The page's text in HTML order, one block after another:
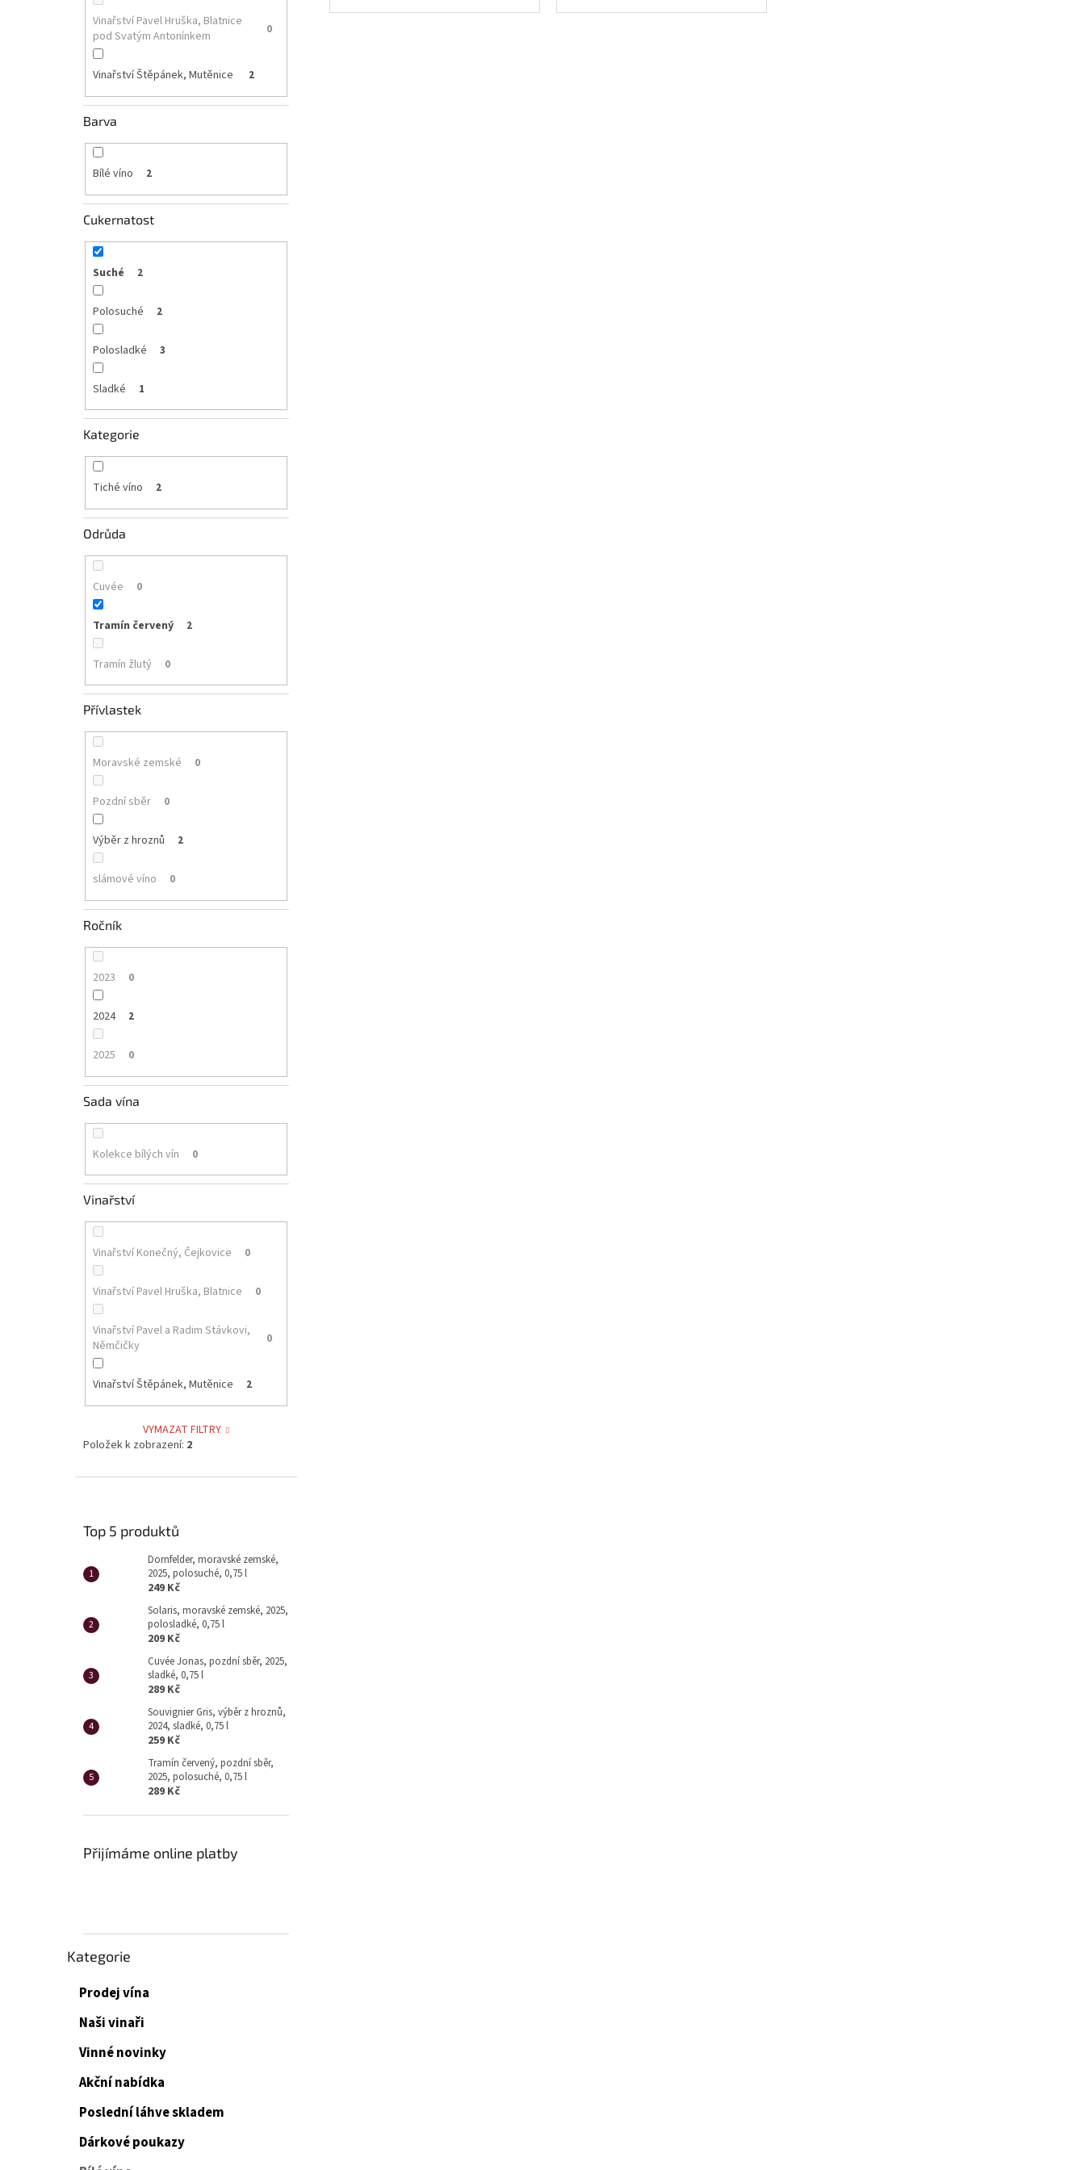
Vinařství Pavel Hruška, Blatnice
pod Svatým Antonínkem
0
Vinařství Štěpánek, Mutěnice 2
Barva
Bílé víno 2
Cukernatost
Suché 2
Polosuché 2
Polosladké 3
Sladké 1
Kategorie
Tiché víno 2
Odrůda
Cuvée 0
Tramín červený 2
Tramín žlutý 0
Přívlastek
Moravské zemské 0
Pozdní sběr 0
Výběr z hroznů 2
slámové víno 0
Ročník
2023 0
2024 2
2025 0
Sada vína
Kolekce bílých vín 0
Vinařství
Vinařství Konečný, Čejkovice 0
Vinařství Pavel Hruška, Blatnice 0
Vinařství Pavel a Radim Stávkovi,
Němčičky
0
Vinařství Štěpánek, Mutěnice 2
VYMAZAT FILTRY
Položek k zobrazení: 2
Top 5 produktů
Dornfelder, moravské zemské,
2025, polosuché, 0,75 l
249 Kč
Solaris, moravské zemské, 2025,
polosladké, 0,75 l
209 Kč
Cuvée Jonas, pozdní sběr, 2025,
sladké, 0,75 l
289 Kč
Souvignier Gris, výběr z hroznů,
2024, sladké, 0,75 l
259 Kč
Tramín červený, pozdní sběr,
2025, polosuché, 0,75 l
289 Kč
Přijímáme online platby
Přeskočit
kategorie
Kategorie
Prodej vína
Naši vinaři
Vinné novinky
Akční nabídka
Poslední láhve skladem
Dárkové poukazy